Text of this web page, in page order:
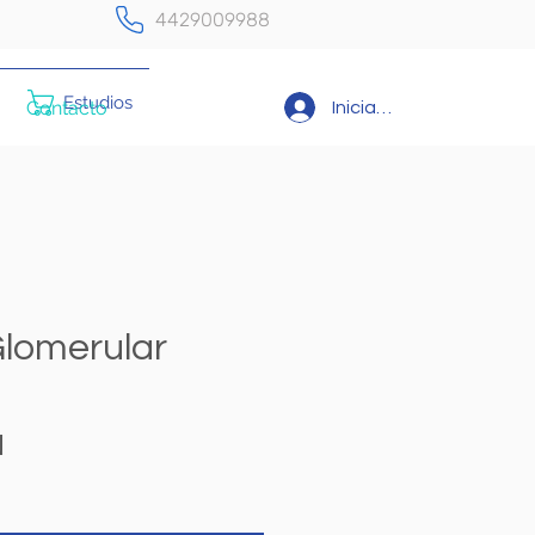
4429009988
Estudios Iniciar sesión
Contacto